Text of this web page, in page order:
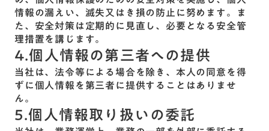
情報の漏えい、滅失又はき損の防止に努めます。ま
た、安全対策は定期的に見直し、必要となる安全管
理措置を講じます。
4.個人情報の第三者への提供
当社は、法令等による場合を除き、本人の同意を得
ずに個人情報を第三者に提供することはありませ
ん。
5.個人情報取り扱いの委託